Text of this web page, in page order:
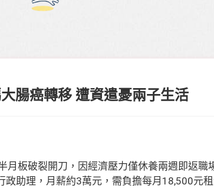
腸癌轉移 遭資遣憂兩子生活
月板破裂開刀，因經濟壓力僅休養兩週即返
助理，月薪約3萬元，需負擔每月18,500元